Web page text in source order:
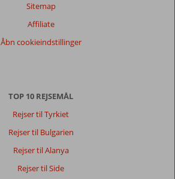
Sitemap
Affiliate
Åbn cookieindstillinger
TOP 10 REJSEMÅL
Rejser til Tyrkiet
Rejser til Bulgarien
Rejser til Alanya
Rejser til Side